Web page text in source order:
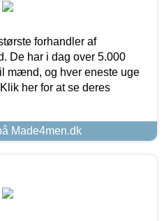
forhandler af
De har i dag over 5.000
mænd, og hver eneste uge
her for at se deres
Made4men.dk